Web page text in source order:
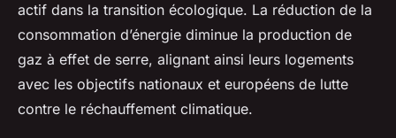
actif dans la transition écologique. La réduction de la
consommation d’énergie diminue la production de
gaz à effet de serre, alignant ainsi leurs logements
avec les objectifs nationaux et européens de lutte
contre le réchauffement climatique.